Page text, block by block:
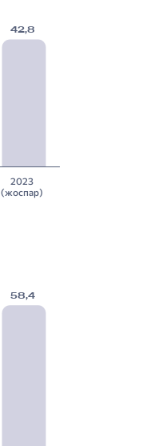
42,8
2023
(жоспар)
58,4